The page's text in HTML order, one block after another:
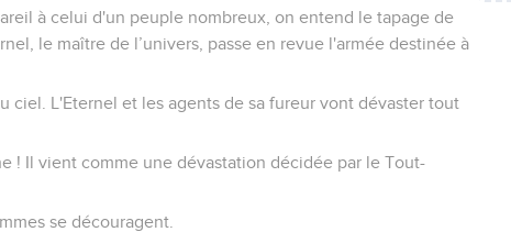
à celui d'un peuple nombreux, on entend le tapage de
le maître de l’univers, passe en revue l'armée destinée à
ciel. L'Eternel et les agents de sa fureur vont dévaster tout
! Il vient comme une dévastation décidée par le Tout-
se découragent.